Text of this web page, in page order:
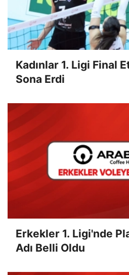
Kadınlar 1. Ligi Final
Sona Erdi
Erkekler 1. Ligi'nde
Adı Belli Oldu